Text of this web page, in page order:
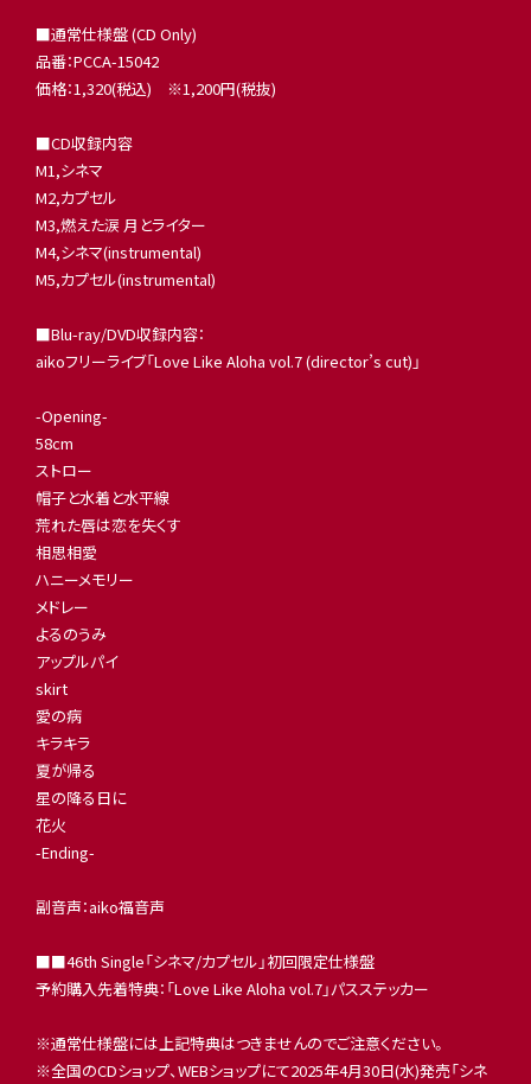
■通常仕様盤 (CD Only)
品番：PCCA-15042
価格：1,320(税込) ※1,200円(税抜)
■CD収録内容
M1,シネマ
M2,カプセル
M3,燃えた涙 月とライター
M4,シネマ(instrumental)
M5,カプセル(instrumental)
■Blu-ray/DVD収録内容：
aikoフリーライブ「Love Like Aloha vol.7 (director’s cut)」
-Opening-
58cm
ストロー
帽子と水着と水平線
荒れた唇は恋を失くす
相思相愛
ハニーメモリー
メドレー
よるのうみ
アップルパイ
skirt
愛の病
キラキラ
夏が帰る
星の降る日に
花火
-Ending-
副音声：aiko福音声
■■46th Single「シネマ/カプセル」初回限定仕様盤
予約購入先着特典：「Love Like Aloha vol.7」パスステッカー
※通常仕様盤には上記特典はつきませんのでご注意ください。
※全国のCDショップ、WEBショップにて2025年4月30日(水)発売「シネ